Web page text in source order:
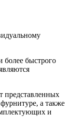
более быстрого
представленных
а также
и